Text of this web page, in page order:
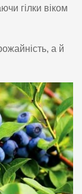
гілки віком
а й